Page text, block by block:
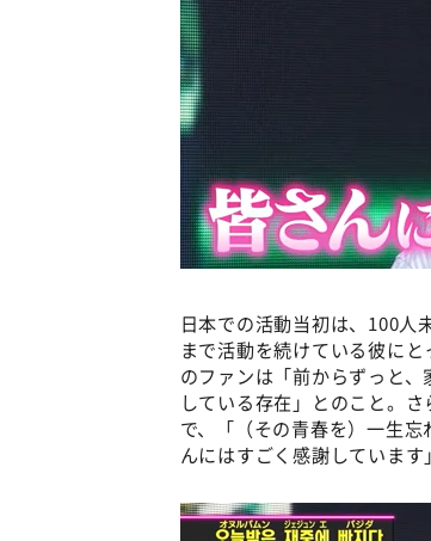
日本での活動当初は、100人
まで活動を続けている彼に
のファンは「前からずっと
している存在」とのこと。
で、「（その青春を）一生
んにはすごく感謝しています